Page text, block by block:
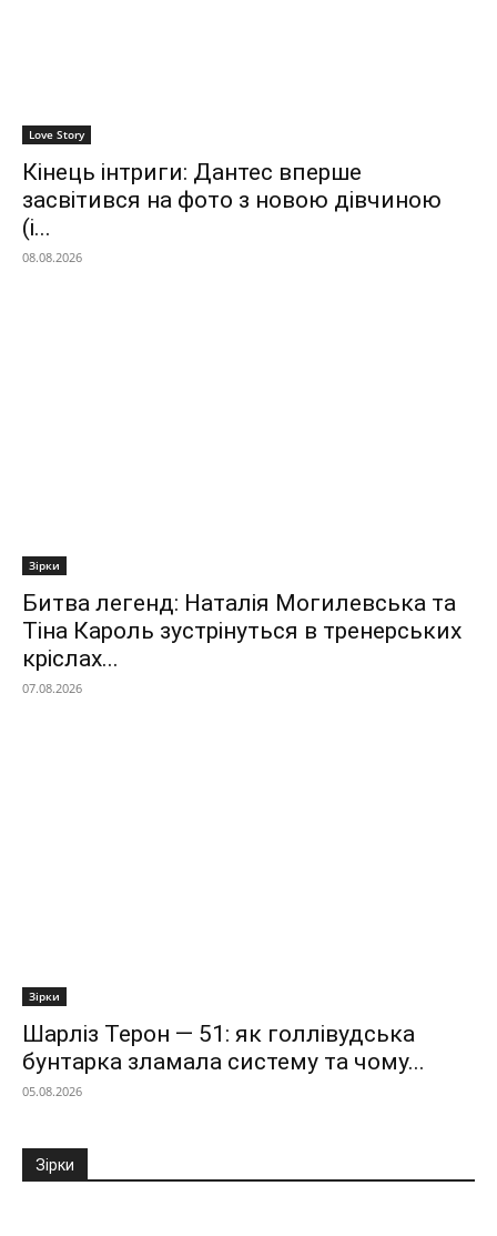
Love Story
Кінець інтриги: Дантес вперше
засвітився на фото з новою дівчиною
(і...
08.08.2026
Зірки
Битва легенд: Наталія Могилевська та
Тіна Кароль зустрінуться в тренерських
кріслах...
07.08.2026
Зірки
Шарліз Терон — 51: як голлівудська
бунтарка зламала систему та чому...
05.08.2026
Зірки